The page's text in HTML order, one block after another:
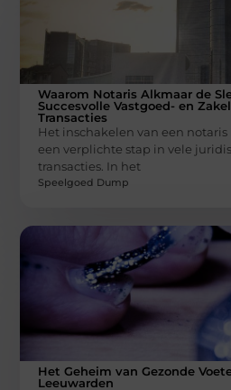
Waarom Notaris Alkmaar de
Succesvolle Vastgoed- en
Transacties
Het inschakelen van een
een verplichte stap in vele
transacties. In het
Speelgoed Dump
Het Geheim van Gezonde
Leeuwarden